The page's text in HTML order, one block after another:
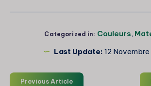
Categorized in: Couleurs,
Last Update: 12
Previous Article